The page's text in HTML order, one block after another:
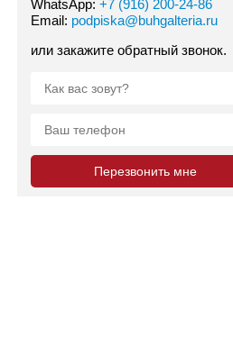
WhatsApp: +7 (916) 200-24-86
Email: podpiska@buhgalteria.ru
или закажите обратный звонок.